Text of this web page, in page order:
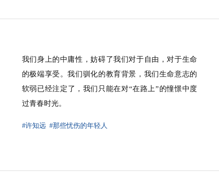
我们身上的中庸性，妨碍了我们对于自由，对于生命
的极端享受。我们驯化的教育背景，我们生命意志的
软弱已经注定了，我们只能在对“在路上”的憧憬中度
过青春时光。
#许知远 #那些忧伤的年轻人